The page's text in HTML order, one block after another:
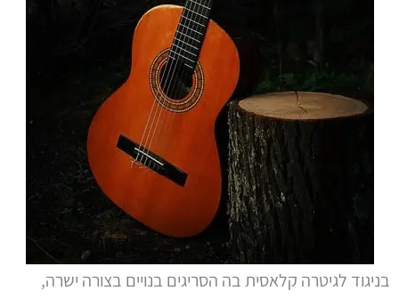
בניגוד לגיטרה קלאסית בה הסריגים בנויים בצורה ישרה,